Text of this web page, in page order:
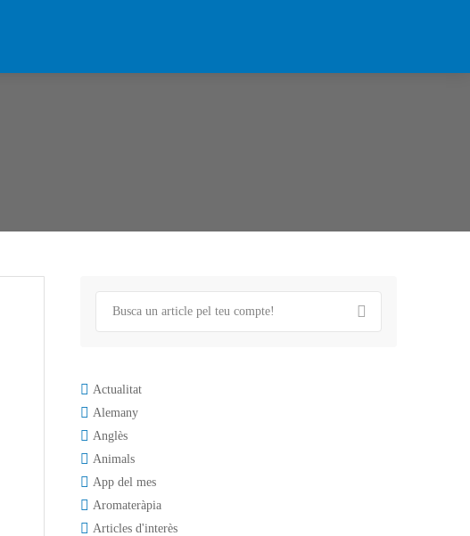
Actualitat
Alemany
Anglès
Animals
App del mes
Aromateràpia
Articles d'interès